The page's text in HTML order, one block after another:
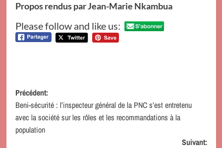
Propos rendus par Jean-Marie Nkambua
Please follow and like us:
Navigation
d’article
Précédent:
Beni-sécurité : l’inspecteur général de la PNC s’est entretenu
avec la société sur les rôles et les recommandations à la
population
Suivant: